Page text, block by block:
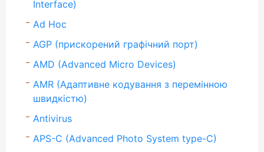
Interface)
Ad Hoc
AGP (прискорений графічний порт)
AMD (Advanced Micro Devices)
AMR (Адаптивне кодування з перемінною
швидкістю)
Antivirus
APS-C (Advanced Photo System type-C)